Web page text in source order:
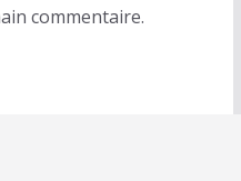
commentaire.